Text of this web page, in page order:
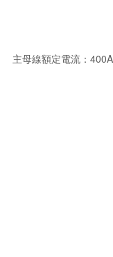
線額定電流：